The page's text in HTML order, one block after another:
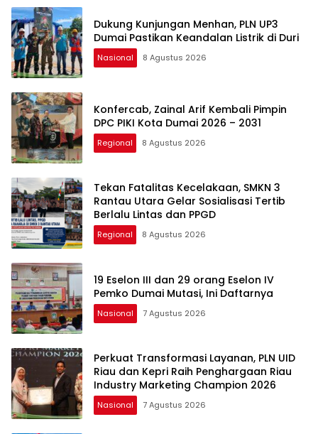
Dukung Kunjungan Menhan, PLN UP3
Dumai Pastikan Keandalan Listrik di Duri
Nasional 8 Agustus 2026
Konfercab, Zainal Arif Kembali Pimpin
DPC PIKI Kota Dumai 2026 – 2031
Regional 8 Agustus 2026
Tekan Fatalitas Kecelakaan, SMKN 3
Rantau Utara Gelar Sosialisasi Tertib
Berlalu Lintas dan PPGD
Regional 8 Agustus 2026
19 Eselon III dan 29 orang Eselon IV
Pemko Dumai Mutasi, Ini Daftarnya
Nasional 7 Agustus 2026
Perkuat Transformasi Layanan, PLN UID
Riau dan Kepri Raih Penghargaan Riau
Industry Marketing Champion 2026
Nasional 7 Agustus 2026